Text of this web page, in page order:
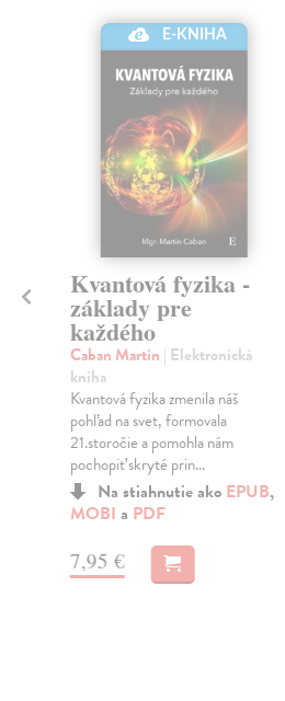
E-KNIHA
Kvantová fyzika -
základy pre
každého
Caban Martin | Elektronická
kniha
Kvantová fyzika zmenila náš
pohľad na svet, formovala
21.storočie a pomohla nám
pochopiť skryté prin...
Na stiahnutie ako EPUB,
MOBI a PDF
7,95 €